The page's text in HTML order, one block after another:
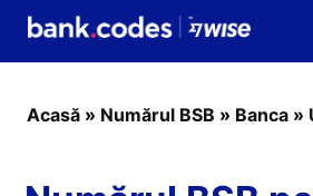
Acasă » Numărul BSB » Banca »